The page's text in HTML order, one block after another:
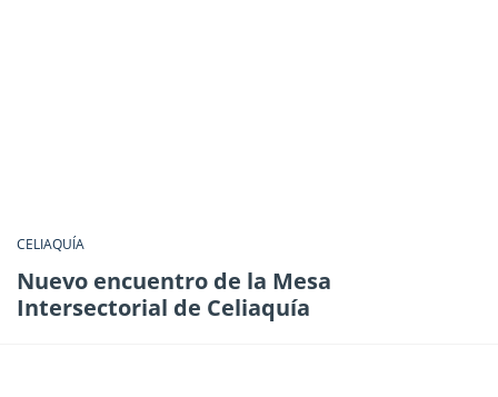
CELIAQUÍA
Nuevo encuentro de la Mesa
Intersectorial de Celiaquía